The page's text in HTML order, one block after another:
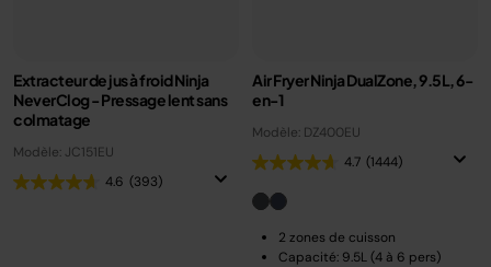
Extracteur de jus à froid Ninja
NeverClog - Pressage lent sans
colmatage
Modèle: JC151EU
4.6 (393)
Air Fryer Ninja DualZone, 9.5L, 6-
en-1
Modèle: DZ400EU
4.7 (1444)
2 zones de cuisson
Capacité: 9.5L (4 à 6 pers)